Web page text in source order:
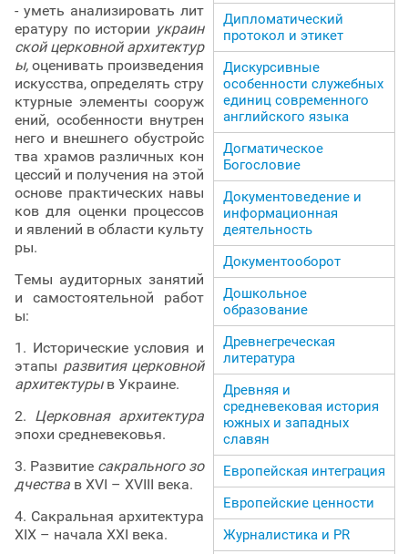
- уметь анализировать лит
ературу по истории украин
ской церковной архитектур
ы, оценивать произведения
искусства, определять стру
ктурные элементы сооруж
ений, особенности внутрен
него и внешнего обустройс
тва храмов различных кон
цессий и получения на этой
основе практических навы
ков для оценки процессов
и явлений в области культу
ры.
Темы аудиторных занятий
и самостоятельной работ
ы:
1. Исторические условия и
этапы развития церковной
архитектурыв Украине.
2. Церковная архитектура
эпохи средневековья.
3. Развитие сакрального зо
дчества в XVI – XVIII века.
4. Сакральная архитектура
ХІХ – начала ХХІ века.
Дипломатический
протокол и этикет
Дискурсивные
особенности служебных
единиц современного
английского языка
Догматическое
Богословие
Документоведение и
информационная
деятельность
Документооборот
Дошкольное
образование
Древнегреческая
литература
Древняя и
средневековая история
южных и западных
славян
Европейская интеграция
Европейские ценности
Журналистика и PR